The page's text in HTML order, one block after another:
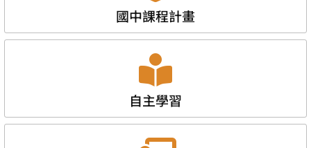
國中課程計畫
自主學習